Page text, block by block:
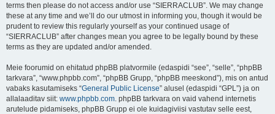
terms then please do not access and/or use “SIERRACLUB”. We may change
these at any time and we’ll do our utmost in informing you, though it would be
prudent to review this regularly yourself as your continued usage of
“SIERRACLUB” after changes mean you agree to be legally bound by these
terms as they are updated and/or amended.
Meie foorumid on ehitatud phpBB platvormile (edaspidi “see”, “selle”, “phpBB
tarkvara”, “www.phpbb.com”, “phpBB Grupp, “phpBB meeskond”), mis on antud
vabaks kasutamiseks “General Public License” alusel (edaspidi “GPL”) ja on
allalaaditav siit: www.phpbb.com. phpBB tarkvara on vaid vahend internetis
arutelude pidamiseks, phpBB Grupp ei ole kuidagiviisi vastutav selle eest,